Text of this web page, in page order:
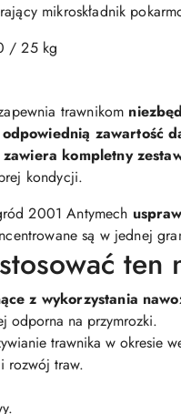
mikroskładnik
/ 25 kg
trawnikom
odpowiednią zawartość
zawiera kompletny
kondycji.
2001 Antymech
są w jednej
ten
z wykorzystania
odporna na przymrozki.
trawnika w okresie
rozwój traw.